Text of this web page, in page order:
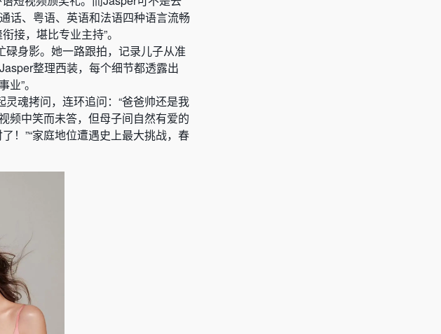
话、粤语、英语和法语四种语言流畅
接，堪比专业主持”。
碌身影。她一路跟拍，记录儿子从准
整理西装，每个细节都透露出
”。
魂拷问，连环追问：“爸爸帅还是我
频中笑而未答，但母子间自然有爱的
！”“家庭地位遭遇史上最大挑战，春